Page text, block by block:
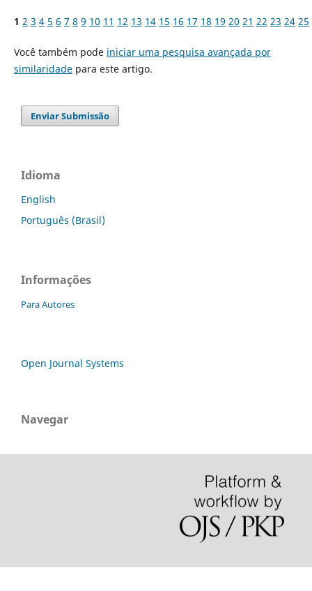
1 2 3 4 5 6 7 8 9 10 11 12 13 14 15 16 17 18 19 20 21 22 23 24 25
Você também pode iniciar uma pesquisa avançada por
similaridadepara este artigo.
Enviar Submissão
Idioma
English
Português (Brasil)
Informações
Para Autores
Open Journal Systems
Navegar